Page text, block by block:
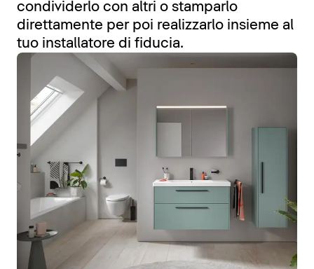
condividerlo con altri o stamparlo
direttamente per poi realizzarlo insieme al
tuo installatore di fiducia.